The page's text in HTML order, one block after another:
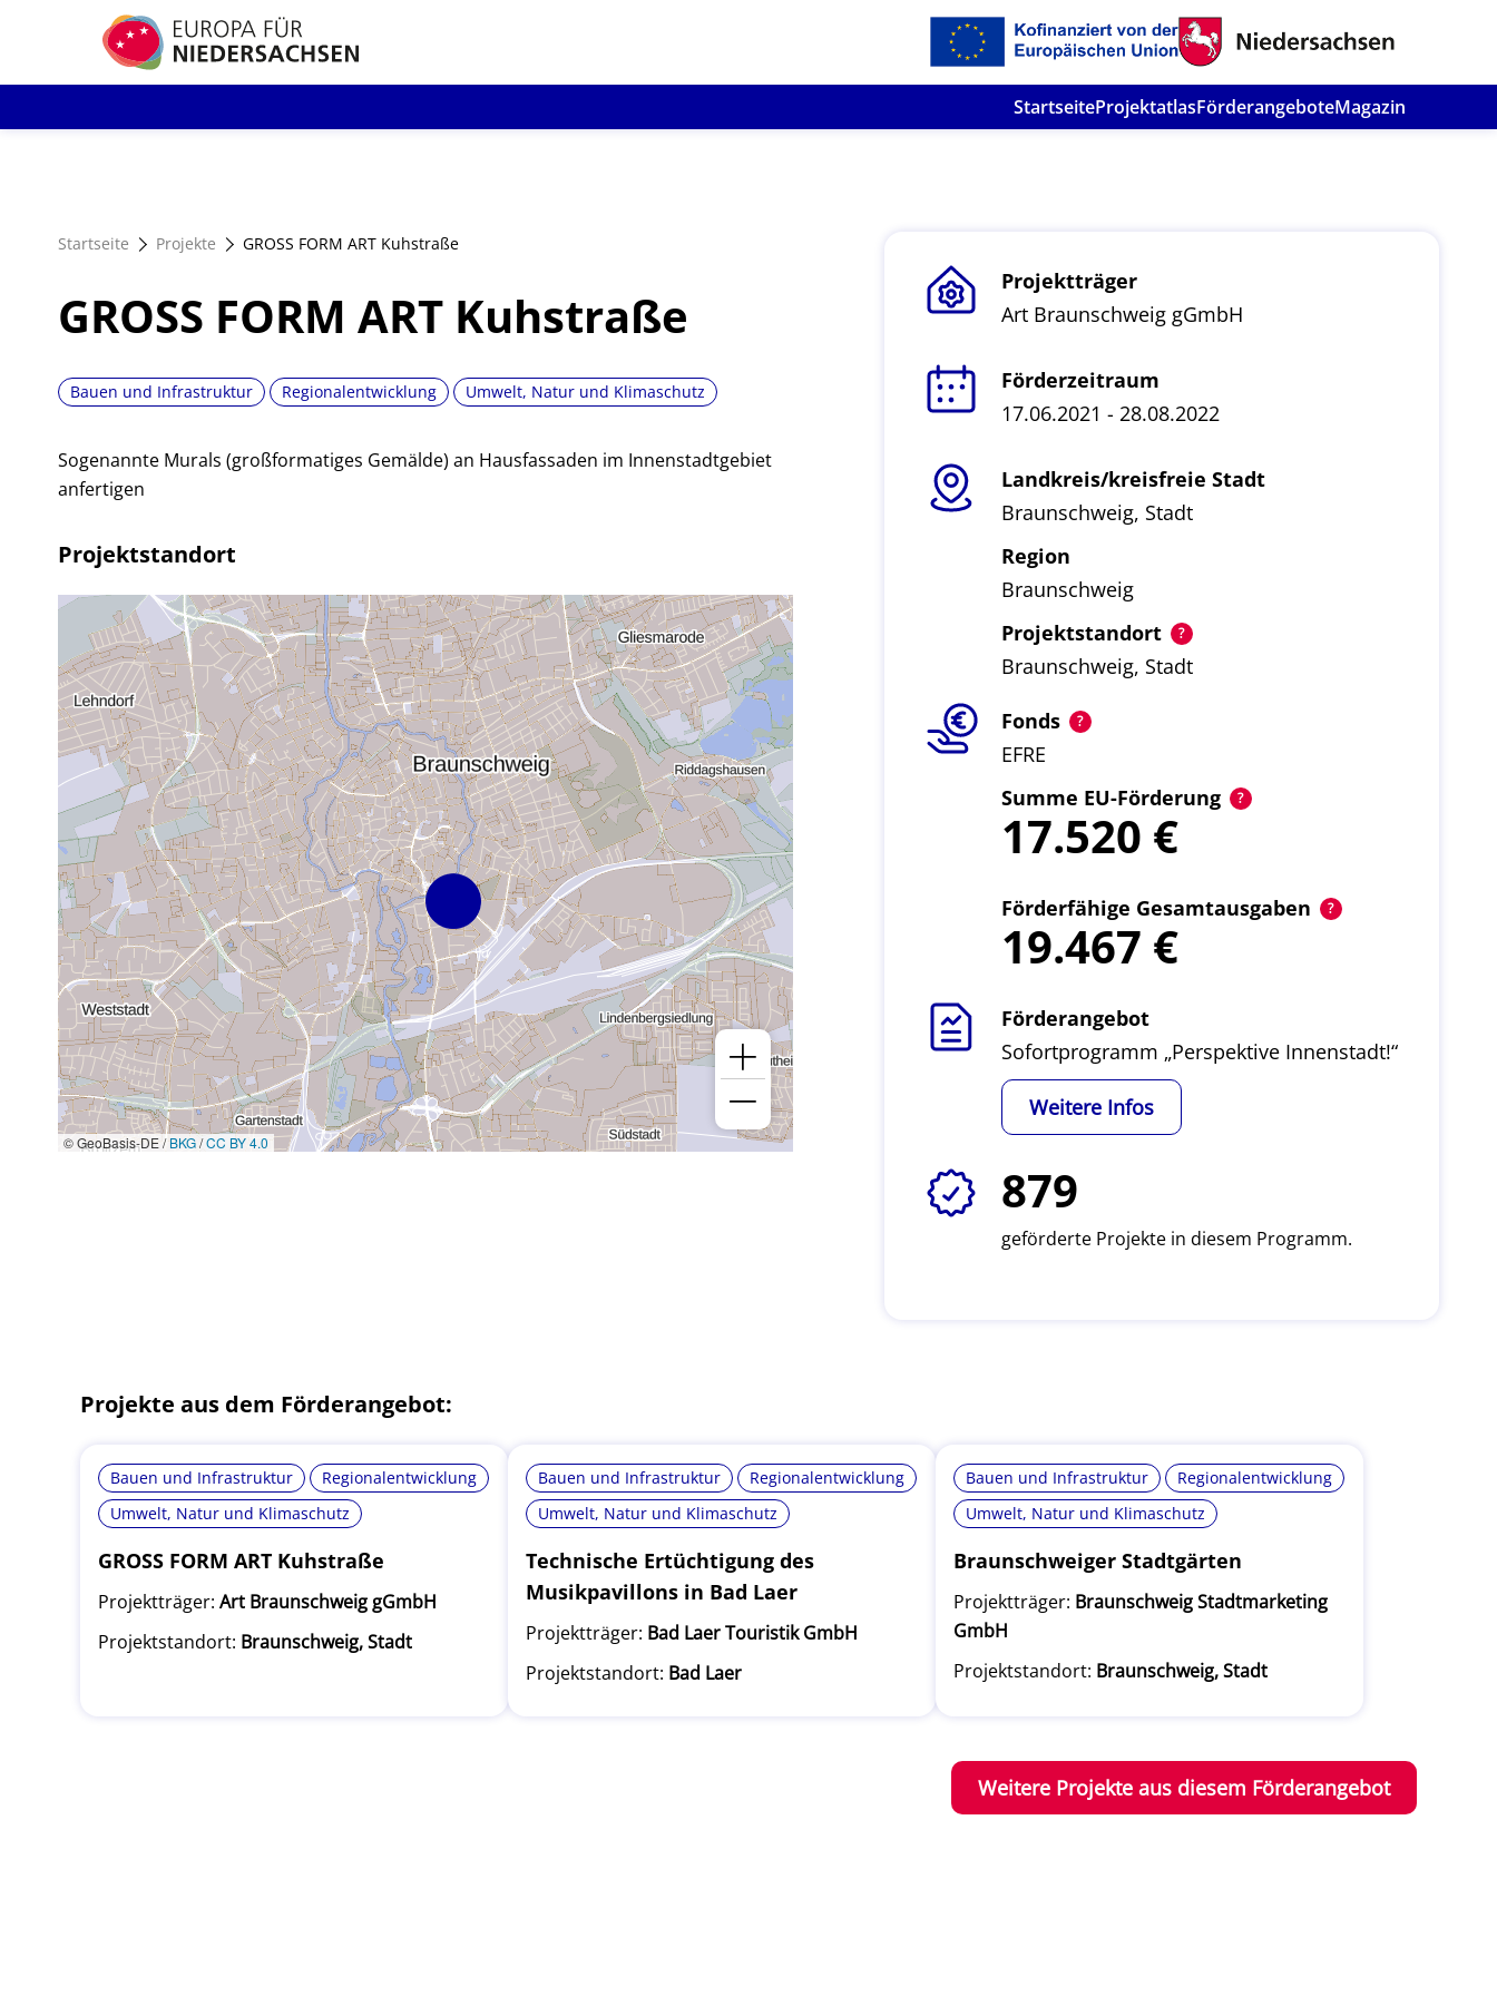
StartseiteProjektatlasFörderangeboteMagazin
Startseite Projekte GROSS FORM ART Kuhstraße
GROSS FORM ART Kuhstraße
Bauen und Infrastruktur Regionalentwicklung Umwelt, Natur und Klimaschutz
Sogenannte Murals (großformatiges Gemälde) an Hausfassaden im Innenstadtgebiet
anfertigen
Projektstandort
© GeoBasis-DE /BKG/CC BY 4.0
Projektträger
Art Braunschweig gGmbH
Förderzeitraum
17.06.2021 - 28.08.2022
Landkreis/kreisfreie Stadt
Braunschweig, Stadt
Region
Braunschweig
Projektstandort
Braunschweig, Stadt
Fonds
EFRE
Summe EU-Förderung
17.520
Förderfähige Gesamtausgaben
19.467
Förderangebot
Sofortprogramm „Perspektive Innenstadt!“
Weitere Infos
879
geförderte Projekte in diesem Programm.
Projekte aus dem Förderangebot:
Bauen und Infrastruktur
Regionalentwicklung
Umwelt, Natur und Klimaschutz
GROSS FORM ART Kuhstraße
Projektträger: Art Braunschweig gGmbH
Projektstandort: Braunschweig, Stadt
Bauen und Infrastruktur
Regionalentwicklung
Umwelt, Natur und Klimaschutz
Technische Ertüchtigung des
Musikpavillons in Bad Laer
Projektträger: Bad Laer Touristik GmbH
Projektstandort: Bad Laer
Bauen und Infrastruktur
Regionalentwicklung
Umwelt, Natur und Klimaschutz
Braunschweiger Stadtgärten
Projektträger: Braunschweig Stadtmarketing
GmbH
Projektstandort: Braunschweig, Stadt
Weitere Projekte aus diesem Förderangebot